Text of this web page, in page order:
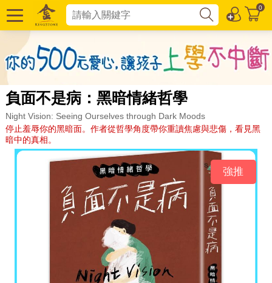
0
負面不是病：黑暗情緒哲學
Night Vision: Seeing Ourselves through Dark Moods
停止羞辱你的黑暗面。作者從哲學角度帶你重讀焦慮與悲傷，看見黑
暗中的真相。
強推